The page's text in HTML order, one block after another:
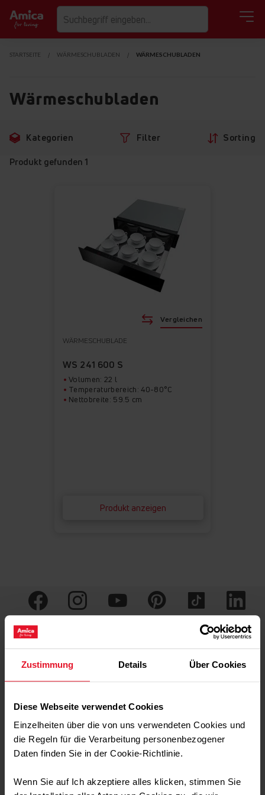
Zustimmung Details Über Cookies
Diese Webseite verwendet Cookies
Einzelheiten über die von uns verwendeten Cookies und
die Regeln für die Verarbeitung personenbezogener
Daten finden Sie in der Cookie-Richtlinie.
Wenn Sie auf Ich akzeptiere alles klicken, stimmen Sie
STARTSEITE WÄRMESCHUBLADEN WÄRMESCHUBLADEN
Wärmeschubladen
den
Kategorien Filter Sorting
Produkt gefunden 1
WÄRMESCHUBLADE
WS 241 600 S
Produkt anzeigen
Volumen: 22 l
Temperaturbereich: 40-80°C
Nettobreite: 59.5 cm
Vergleichen
den
Produkte
Backöfen
Dunstabzugshauben
Wärmeschubladen
Gefrierschränke
Designlinien
Fine
Noir
Fusion